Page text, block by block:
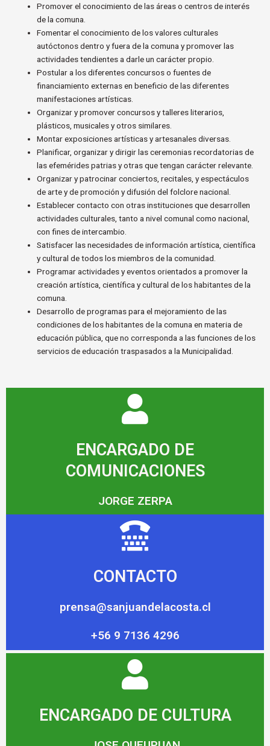
Promover el conocimiento de las áreas o centros de interés
de la comuna.
Fomentar el conocimiento de los valores culturales
autóctonos dentro y fuera de la comuna y promover las
actividades tendientes a darle un carácter propio.
Postular a los diferentes concursos o fuentes de
financiamiento externas en beneficio de las diferentes
manifestaciones artísticas.
Organizar y promover concursos y talleres literarios,
plásticos, musicales y otros similares.
Montar exposiciones artísticas y artesanales diversas.
Planificar, organizar y dirigir las ceremonias recordatorias de
las efemérides patrias y otras que tengan carácter relevante.
Organizar y patrocinar conciertos, recitales, y espectáculos
de arte y de promoción y difusión del folclore nacional.
Establecer contacto con otras instituciones que desarrollen
actividades culturales, tanto a nivel comunal como nacional,
con fines de intercambio.
Satisfacer las necesidades de información artística, científica
y cultural de todos los miembros de la comunidad.
Programar actividades y eventos orientados a promover la
creación artística, científica y cultural de los habitantes de la
comuna.
Desarrollo de programas para el mejoramiento de las
condiciones de los habitantes de la comuna en materia de
educación pública, que no corresponda a las funciones de los
servicios de educación traspasados a la Municipalidad.
ENCARGADO DE
COMUNICACIONES
JORGE ZERPA
CONTACTO
prensa@sanjuandelacosta.cl
+56 9 7136 4296
ENCARGADO DE CULTURA